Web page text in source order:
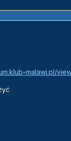
malawi.pl/